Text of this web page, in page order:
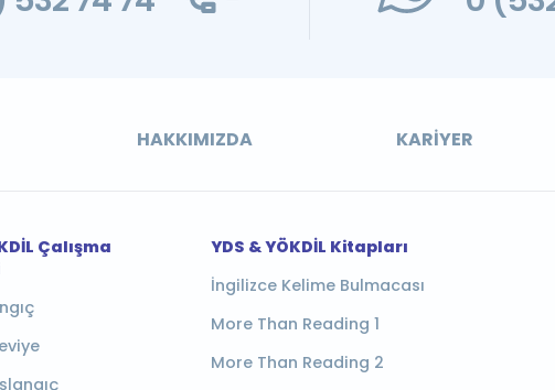
HAKKIMIZDA KARIYER
Çalışma
YDS & YÖKDİL Kitapları
İngilizce Kelime Bulmacası
More Than Reading 1
More Than Reading 2